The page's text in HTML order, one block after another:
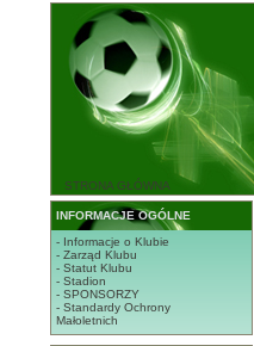
STRONA GŁÓWNA
INFORMACJE OGÓLNE
- Informacje o Klubie
- Zarząd Klubu
- Statut Klubu
- Stadion
- SPONSORZY
- Standardy Ochrony
Małoletnich